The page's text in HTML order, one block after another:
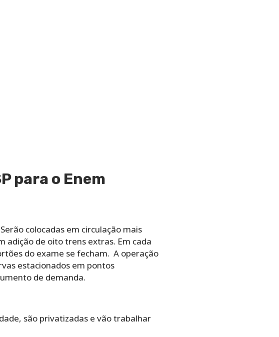
para o Enem
colocadas em circulação mais
adição de oito trens extras. Em cada
do exame se fecham. A operação
estacionados em pontos
de demanda.
são privatizadas e vão trabalhar